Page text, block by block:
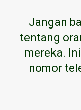
Jangan
tentang
mereka.
nomor